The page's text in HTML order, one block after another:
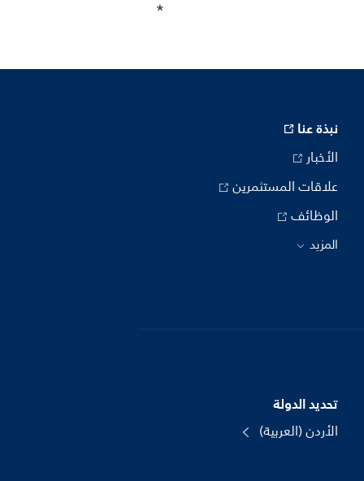
نبذة عنا
الأخبار
علاقات المستثمرين
الوظائف
المزيد
تحديد الدولة
الأردن (العربية)